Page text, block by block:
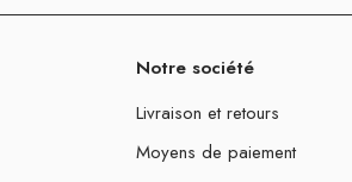
Notre société
Livraison et retours
Moyens de paiement